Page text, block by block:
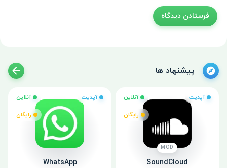
پیشنهاد ها
آپدیت آنلاین
رایگان
MOD
SoundCloud
آپدیت آنلاین
رایگان
WhatsApp